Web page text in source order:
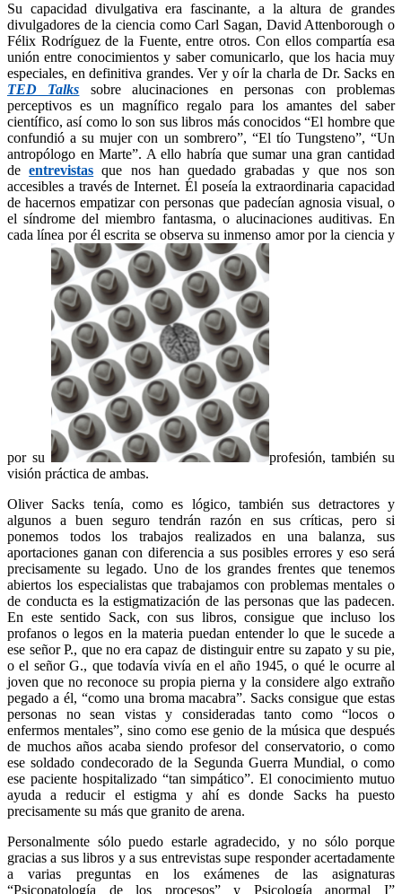
Su capacidad divulgativa era fascinante, a la altura de grandes
divulgadores de la ciencia como Carl Sagan, David Attenborough o
Félix Rodríguez de la Fuente, entre otros. Con ellos compartía esa
unión entre conocimientos y saber comunicarlo, que los hacia muy
especiales, en definitiva grandes. Ver y oír la charla de Dr. Sacks en
TED Talks sobre alucinaciones en personas con problemas
perceptivos es un magnífico regalo para los amantes del saber
científico, así como lo son sus libros más conocidos “El hombre que
confundió a su mujer con un sombrero”, “El tío Tungsteno”, “Un
antropólogo en Marte”. A ello habría que sumar una gran cantidad
deentrevistas que nos han quedado grabadas y que nos son
accesibles a través de Internet. Él poseía la extraordinaria capacidad
de hacernos empatizar con personas que padecían agnosia visual, o
el síndrome del miembro fantasma, o alucinaciones auditivas. En
cada línea por él escrita se observa su inmenso amor por la ciencia y
por su
profesión, también su
visión práctica de ambas.
Oliver Sacks tenía, como es lógico, también sus detractores y
algunos a buen seguro tendrán razón en sus críticas, pero si
ponemos todos los trabajos realizados en una balanza, sus
aportaciones ganan con diferencia a sus posibles errores y eso será
precisamente su legado. Uno de los grandes frentes que tenemos
abiertos los especialistas que trabajamos con problemas mentales o
de conducta es la estigmatización de las personas que las padecen.
En este sentido Sack, con sus libros, consigue que incluso los
profanos o legos en la materia puedan entender lo que le sucede a
ese señor P., que no era capaz de distinguir entre su zapato y su pie,
o el señor G., que todavía vivía en el año 1945, o qué le ocurre al
joven que no reconoce su propia pierna y la considere algo extraño
pegado a él, “como una broma macabra”. Sacks consigue que estas
personas no sean vistas y consideradas tanto como “locos o
enfermos mentales”, sino como ese genio de la música que después
de muchos años acaba siendo profesor del conservatorio, o como
ese soldado condecorado de la Segunda Guerra Mundial, o como
ese paciente hospitalizado “tan simpático”. El conocimiento mutuo
ayuda a reducir el estigma y ahí es donde Sacks ha puesto
precisamente su más que granito de arena.
Personalmente sólo puedo estarle agradecido, y no sólo porque
gracias a sus libros y a sus entrevistas supe responder acertadamente
a varias preguntas en los exámenes de las asignaturas
“Psicopatología de los procesos” y Psicología anormal I”